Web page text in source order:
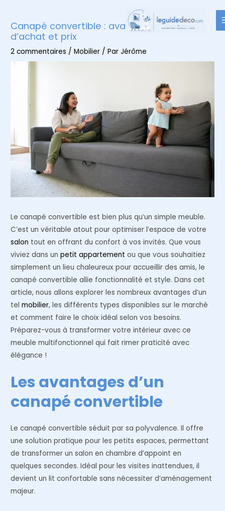
contenu
Canapé convertible : avantages, conseils
d’achat et prix
2 commentaires /Mobilier / ParJérôme
Le canapé convertible est bien plus qu’un simple meuble.
C’est un véritable atout pour optimiser l’espace de votre
salon tout en offrant du confort à vos invités. Que vous
viviez dans unpetit appartement ou que vous souhaitiez
simplement un lieu chaleureux pour accueillir des amis, le
canapé convertible allie fonctionnalité et style. Dans cet
article, nous allons explorer les nombreux avantages d’un
telmobilier, les différents types disponibles sur le marché
et comment faire le choix idéal selon vos besoins.
Préparez-vous à transformer votre intérieur avec ce
meuble multifonctionnel qui fait rimer praticité avec
élégance !
Les avantages d’un
canapé convertible
Le canapé convertible séduit par sa polyvalence. Il offre
une solution pratique pour les petits espaces, permettant
de transformer un salon en chambre d’appoint en
quelques secondes. Idéal pour les visites inattendues, il
devient un lit confortable sans nécessiter d’aménagement
majeur.